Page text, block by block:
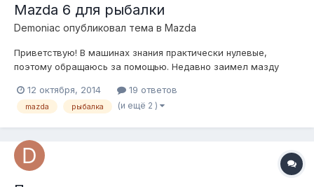
Mazda 6 для рыбалки
Demoniac опубликовал тема в Mazda
Приветствую! В машинах знания практически нулевые,
поэтому обращаюсь за помощью. Недавно заимел мазду
рыбалку. А эта машина во многих местах в следствии
низкого клиренса проехать неспособна. Задача передо мной
12 октября, 2014 19 ответов
mazda рыбалка (и ещё 2 )